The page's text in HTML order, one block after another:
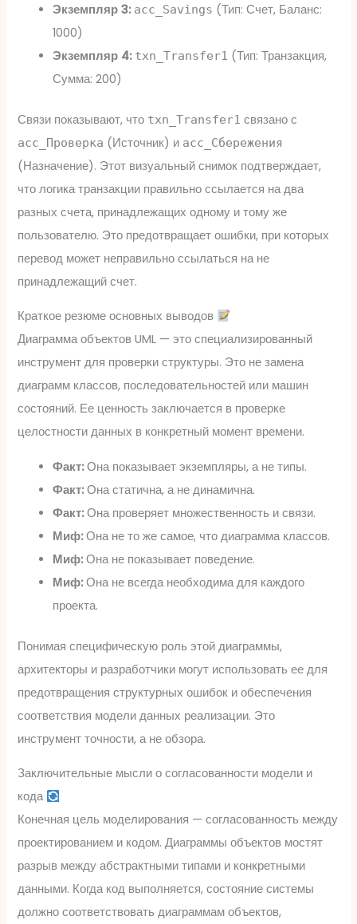
Экземпляр 3: acc_Savings (Тип: Счет, Баланс:
1000)
Экземпляр 4: txn_Transfer1 (Тип: Транзакция,
Сумма: 200)
Связи показывают, что txn_Transfer1 связано с
acc_Проверка (Источник) и acc_Сбережения
(Назначение). Этот визуальный снимок подтверждает,
что логика транзакции правильно ссылается на два
разных счета, принадлежащих одному и тому же
пользователю. Это предотвращает ошибки, при которых
перевод может неправильно ссылаться на не
принадлежащий счет.
Краткое резюме основных выводов
Диаграмма объектов UML — это специализированный
инструмент для проверки структуры. Это не замена
диаграмм классов, последовательностей или машин
состояний. Ее ценность заключается в проверке
целостности данных в конкретный момент времени.
Факт:Она показывает экземпляры, а не типы.
Факт:Она статична, а не динамична.
Факт:Она проверяет множественность и связи.
Миф:Она не то же самое, что диаграмма классов.
Миф:Она не показывает поведение.
Миф:Она не всегда необходима для каждого
проекта.
Понимая специфическую роль этой диаграммы,
архитекторы и разработчики могут использовать ее для
предотвращения структурных ошибок и обеспечения
соответствия модели данных реализации. Это
инструмент точности, а не обзора.
Заключительные мысли о согласованности модели и
кода
Конечная цель моделирования — согласованность между
проектированием и кодом. Диаграммы объектов мостят
разрыв между абстрактными типами и конкретными
данными. Когда код выполняется, состояние системы
должно соответствовать диаграммам объектов,